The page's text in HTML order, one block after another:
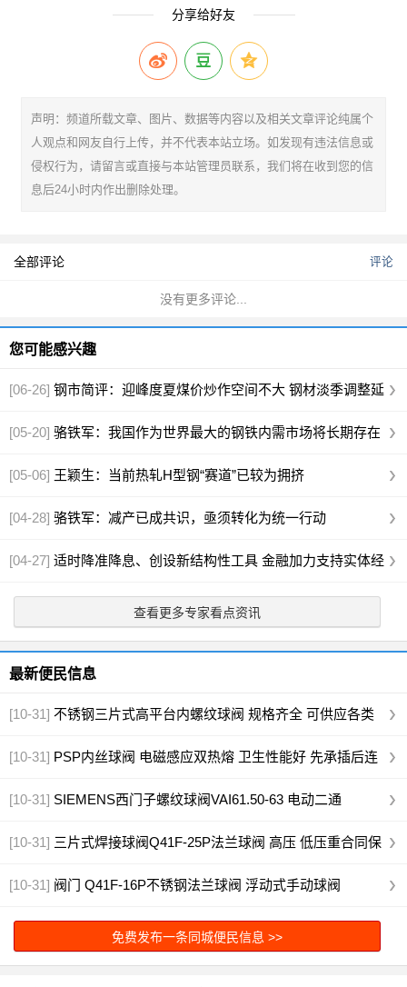
分享给好友
声明：频道所载文章、图片、数据等内容以及相关文章评论纯属个
人观点和网友自行上传，并不代表本站立场。如发现有违法信息或
侵权行为，请留言或直接与本站管理员联系，我们将在收到您的信
息后24小时内作出删除处理。
全部评论 评论
没有更多评论...
您可能感兴趣
[06-26] 钢市简评：迎峰度夏煤价炒作空间不大 钢材淡季调整延
续
[05-20] 骆铁军：我国作为世界最大的钢铁内需市场将长期存在
[05-06] 王颖生：当前热轧H型钢“赛道”已较为拥挤
[04-28] 骆铁军：减产已成共识，亟须转化为统一行动
[04-27] 适时降准降息、创设新结构性工具 金融加力支持实体经
济
查看更多专家看点资讯
最新便民信息
[10-31] 不锈钢三片式高平台内螺纹球阀 规格齐全 可供应各类
阀门
[10-31] PSP内丝球阀 电磁感应双热熔 卫生性能好 先承插后连
接
[10-31] SIEMENS西门子螺纹球阀VAI61.50-63 电动二通
[10-31] 三片式焊接球阀Q41F-25P法兰球阀 高压 低压重合同保
质
[10-31] 阀门 Q41F-16P不锈钢法兰球阀 浮动式手动球阀
免费发布一条同城便民信息 >>